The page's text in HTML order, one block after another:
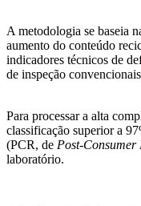
A metodologia se baseia
aumento do conteúdo
indicadores técnicos de
de inspeção
Para processar a alta
classificação superior a
(PCR, de Post-Consumer
laboratório.